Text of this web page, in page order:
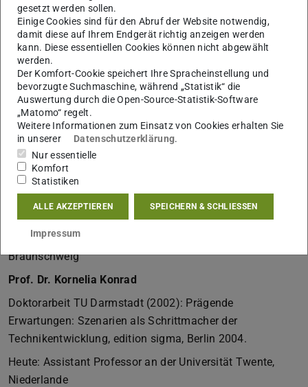
Johann Wolfgang Goethe-Universität, Frankfurt am Main
Prof. Dr. Sabine Höhler
Habilitation TU Darmstadt (2010): Spaceship Earth in the
environmental age. 1960 – 1990, Pickering & Chatto,
London 2015.
Heute: Associate Professor an der Königlich Technischen
Hochschule, Stockholm
Prof. Dr. Christian Kehrt
Doktorarbeit TU Darmstadt (2007): Moderne Krieger. Die
Technisierung der Kriegserfahrung deutscher
Heute: Professor an der Technischen Universität
Braunschweig
Prof. Dr. Kornelia Konrad
Doktorarbeit TU Darmstadt (2002): Prägende
Erwartungen: Szenarien als Schrittmacher der
Technikentwicklung, edition sigma, Berlin 2004.
Heute: Assistant Professor an der Universität Twente,
Niederlande
gesetzt werden sollen.
Einige Cookies sind für den Abruf der Website notwendig,
damit diese auf Ihrem Endgerät richtig anzeigen werden
kann. Diese essentiellen Cookies können nicht abgewählt
werden.
Der Komfort-Cookie speichert Ihre Spracheinstellung und
bevorzugte Suchmaschine, während „Statistik“ die
Auswertung durch die Open-Source-Statistik-Software
„Matomo“ regelt.
Weitere Informationen zum Einsatz von Cookies erhalten Sie
in unserer
Datenschutzerklärung.
Nur essentielle
Komfort
Statistiken
ALLE AKZEPTIEREN SPEICHERN & SCHLIESSEN
Impressum